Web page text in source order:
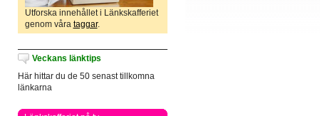
Utforska innehållet i Länkskafferiet
genom våra taggar.
Veckans länktips
Här hittar du de 50 senast tillkomna
länkarna